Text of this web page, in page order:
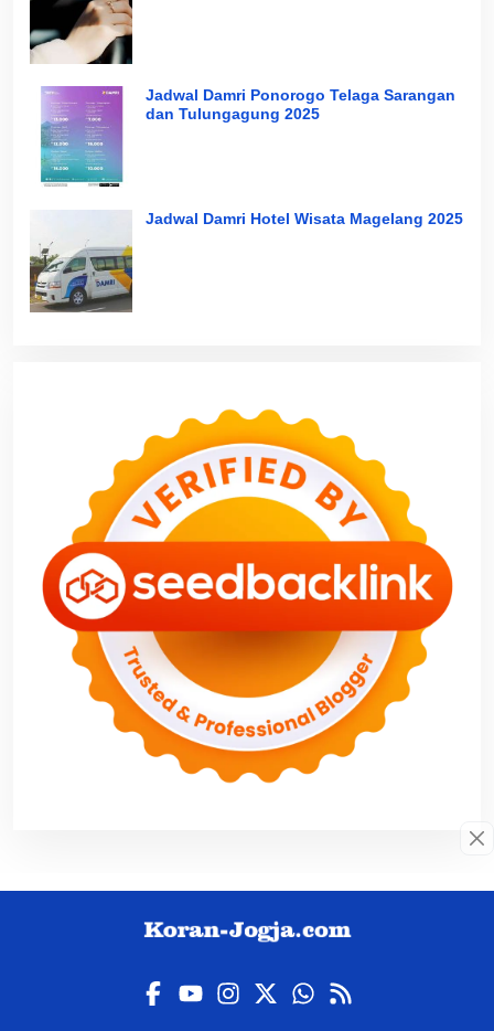
Jadwal Damri Ponorogo Telaga Sarangan
dan Tulungagung 2025
Jadwal Damri Hotel Wisata Magelang 2025